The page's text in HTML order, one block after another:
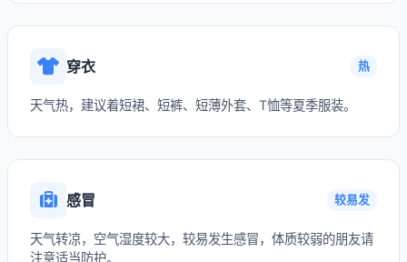
穿衣 热
天气热，建议着短裙、短裤、短薄外套、T恤等夏季服装。
感冒 较易发
天气转凉，空气湿度较大，较易发生感冒，体质较弱的朋友请
注意适当防护。